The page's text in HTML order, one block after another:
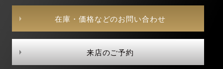
在庫・価格などのお問い合わせ
来店のご予約